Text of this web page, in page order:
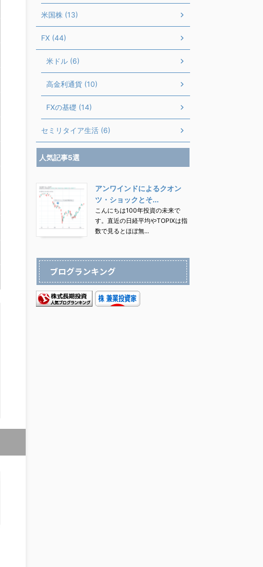
米国株 (13)
FX (44)
米ドル (6)
高金利通貨 (10)
FXの基礎 (14)
セミリタイア生活 (6)
人気記事5選
アンワインドによるクオン
ツ・ショックとそ...
こんにちは100年投資の未来で
す。直近の日経平均やTOPIXは指
数で見るとほぼ無...
ブログランキング